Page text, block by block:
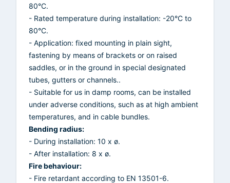
80°C.
- Rated temperature during installation: -20°C to
80°C.
- Application: fixed mounting in plain sight,
fastening by means of brackets or on raised
saddles, or in the ground in special designated
tubes, gutters or channels..
- Suitable for us in damp rooms, can be installed
under adverse conditions, such as at high ambient
temperatures, and in cable bundles.
Bending radius:
- During installation: 10 x ø.
- After installation: 8 x ø.
Fire behaviour:
- Fire retardant according to EN 13501-6.